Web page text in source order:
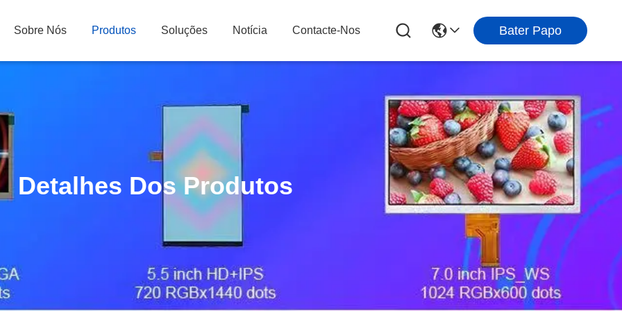
Sobre Nós Produtos Soluções Notícia Contacte-Nos Bater Papo
Detalhes Dos Produtos